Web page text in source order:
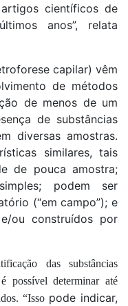
científicos de
anos”, relata
capilar) vêm
de métodos
de menos de um
de substâncias
diversas amostras.
similares, tais
de pouca amostra;
podem ser
(“em campo”); e
ou construídos por
das substâncias
possível determinar até
“Isso pode indicar,